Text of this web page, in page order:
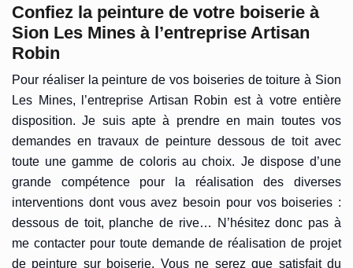
Confiez la peinture de votre boiserie à
Sion Les Mines à l’entreprise Artisan
Robin
Pour réaliser la peinture de vos boiseries de toiture à Sion
Les Mines, l’entreprise Artisan Robin est à votre entière
disposition. Je suis apte à prendre en main toutes vos
demandes en travaux de peinture dessous de toit avec
toute une gamme de coloris au choix. Je dispose d’une
grande compétence pour la réalisation des diverses
interventions dont vous avez besoin pour vos boiseries :
dessous de toit, planche de rive… N’hésitez donc pas à
me contacter pour toute demande de réalisation de projet
de peinture sur boiserie. Vous ne serez que satisfait du